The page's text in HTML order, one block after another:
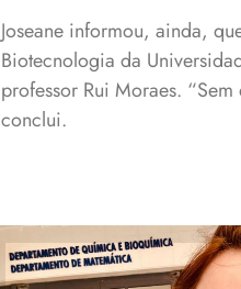
Joseane informou, ainda,
Biotecnologia da
professor Rui Moraes.
conclui.